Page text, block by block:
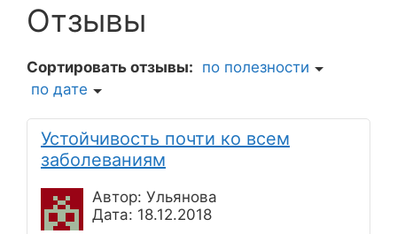
Отзывы
Сортировать отзывы: по полезности
по дате
Устойчивость почти ко всем
заболеваниям
Автор: Ульянова
Дата: 18.12.2018